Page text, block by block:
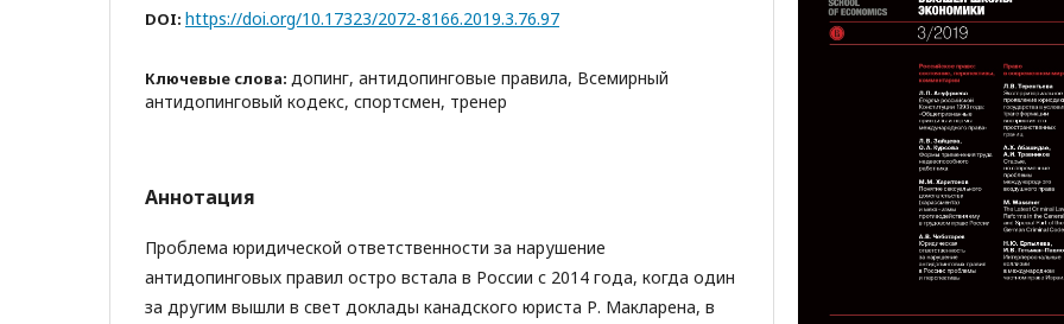
DOI: https://doi.org/10.17323/2072-8166.2019.3.76.97
Ключевые слова: допинг, антидопинговые правила, Всемирный
антидопинговый кодекс, спортсмен, тренер
Аннотация
Проблема юридической ответственности за нарушение
антидопинговых правил остро встала в России с 2014 года, когда один
за другим вышли в свет доклады канадского юриста Р. Макларена, в